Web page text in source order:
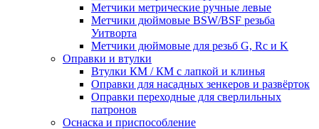
Метчики метрические ручные левые
Метчики дюймовые BSW/BSF резьба
Уитворта
Метчики дюймовые для резьб G, Rc и K
Оправки и втулки
Втулки КМ / КМ с лапкой и клинья
Оправки для насадных зенкеров и развёрток
Оправки переходные для сверлильных
патронов
Оснаска и приспособление